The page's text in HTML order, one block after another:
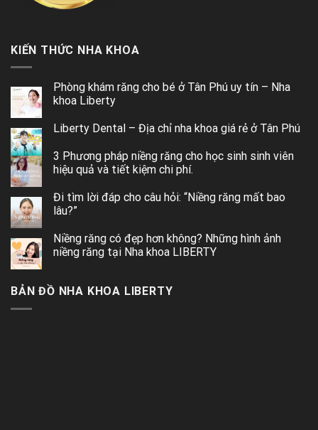
KIẾN THỨC NHA KHOA
Phòng khám răng cho bé ở Tân Phú uy tín – Nha
khoa Liberty
Liberty Dental – Địa chỉ nha khoa giá rẻ ở Tân Phú
3 Phương pháp niềng răng cho học sinh sinh viên
hiệu quả và tiết kiệm chi phí.
Đi tìm lời đáp cho câu hỏi: “Niềng răng mất bao
lâu?”
Niềng răng có đẹp hơn không? Những hình ảnh
niềng răng tại Nha khoa LIBERTY
BẢN ĐỒ NHA KHOA LIBERTY